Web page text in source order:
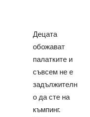
Децата
обожават
палатките и
съвсем не е
задължителн
о да сте на
къмпинг.